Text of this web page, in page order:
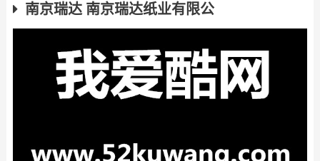
南京瑞达 南京瑞达纸业有限公